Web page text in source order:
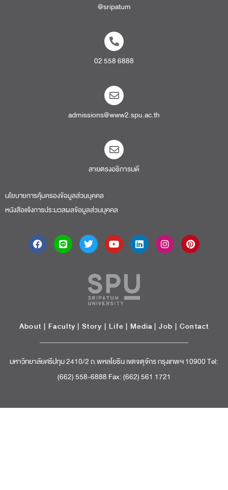
@sripatum
02 558 6888
admissions@www2.spu.ac.th
สายตรงอธิการบดี​
นโยบายการคุ้มครองข้อมูลส่วนบุคคล
หนังสือแจ้งการประมวลผลข้อมูลส่วนบุคคล
About | Faculty | Story | Life | Media |Job | Contact
มหาวิทยาลัยศรีปทุม 2410/2 ถ.พหลโยธิน เขตจตุจักร กรุงเทพฯ 10900 Tel:
(662) 558-6888 Fax: (662) 561 1721